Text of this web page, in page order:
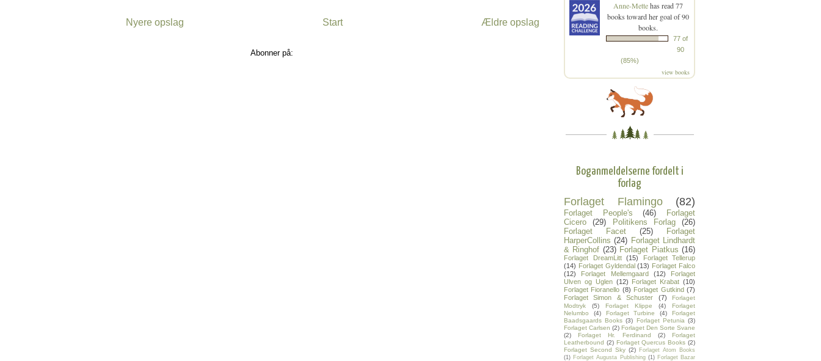
Nyere opslag Ældre opslag
Start
Abonner på:
Anne-Mettehas read 77
books toward her goal of 90
books.
77 of
90
(85%)
view books
Boganmeldelserne fordelt i
forlag
Forlaget Flamingo (82)
Forlaget People's (46)
Forlaget
Cicero
(29) Politikens Forlag
(26)
Forlaget Facet
(25)
Forlaget
HarperCollins (24) Forlaget Lindhardt
& Ringhof (23) Forlaget Piatkus (16)
Forlaget DreamLitt (15)
Forlaget Tellerup
(14) Forlaget Gyldendal (13) Forlaget Falco
(12)
Forlaget Mellemgaard (12)
Forlaget
Ulven og Uglen (12) Forlaget Krabat (10)
Forlaget Fioranello (8) Forlaget Gutkind (7)
Forlaget Simon & Schuster
(7)
Forlaget
Modtryk
(5) Forlaget Klippe (4)
Forlaget
Nelumbo
(4) Forlaget Turbine (4)
Forlaget
Baadsgaards Books (3) Forlaget Petunia (3)
Forlaget Carlsen (2) Forlaget Den Sorte Svane
(2)
Forlaget Hr. Ferdinand (2)
Forlaget
Leatherbound (2) Forlaget Quercus Books (2)
Forlaget Second Sky (2) Forlaget Atom Books
(1) Forlaget Augusta Publishing (1) Forlaget Bazar